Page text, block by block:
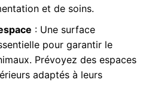
et de soins.
: Une surface
pour garantir le
Prévoyez des espaces
adaptés à leurs